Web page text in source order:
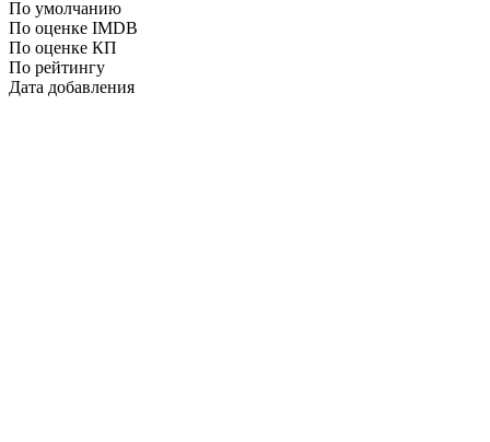
По умолчанию
По оценке IMDB
По оценке КП
По рейтингу
Дата добавления